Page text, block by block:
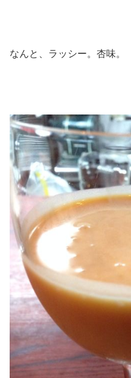
なんと、ラッシー。杏味。